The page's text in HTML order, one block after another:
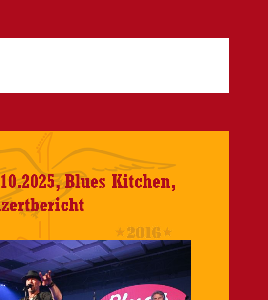
Blues Kitchen,